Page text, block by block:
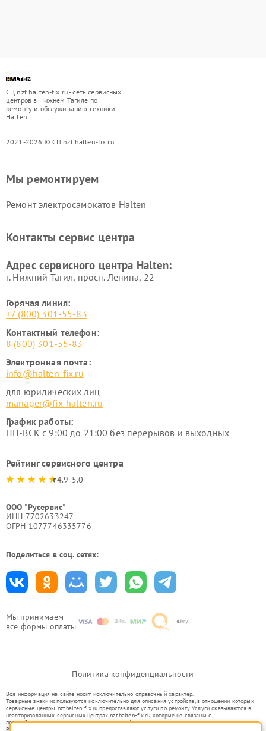
СЦ nzt.halten-fix.ru - сеть сервисных
центров в Нижнем Тагиле по
ремонту и обслуживанию техники
Halten
2021-2026 © СЦ nzt.halten-fix.ru
Мы принимаем
все формы оплаты
Мы ремонтируем
Ремонт электросамокатов Halten
Контакты сервис центра
Адрес сервисного центра Halten:
г. Нижний Тагил, просп. Ленина, 22
Горячая линия:
+7 (800) 301-55-83
Контактный телефон:
8 (800) 301-55-83
Электронная почта:
info@halten-fix.ru
для юридических лиц
manager@fix-halten.ru
График работы:
ПН-ВСК с 9:00 до 21:00 без перерывов и выходных
Рейтинг сервисного центра
4.9-5.0
ООО "Русервис"
ИНН 7702633247
ОГРН 1077746335776
Поделиться в соц. сетях:
Политика конфиденциальности
Вся информация на сайте носит исключительно справочный характер.
Товарные знаки используются исключительно для описания устройств, в отношении которых
сервисные центры nzt.halten-fix.ru предоставляют услуги по ремонту. Услуги оказываются в
неавторизованных сервисных центрах nzt.halten-fix.ru, которые не связаны с
правообладателями товарных знаков или их официальными представителями.